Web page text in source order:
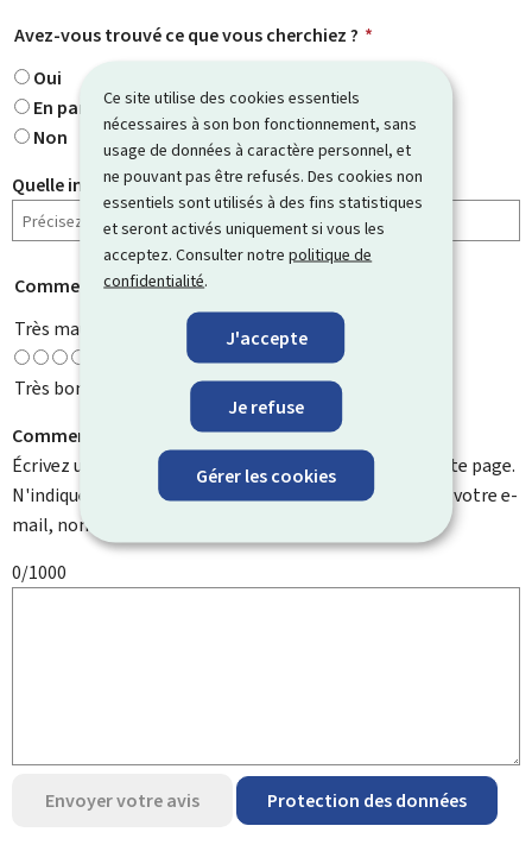
Ce site utilise des cookies essentiels
nécessaires à son bon fonctionnement, sans
usage de données à caractère personnel, et
ne pouvant pas être refusés. Des cookies non
essentiels sont utilisés à des fins statistiques
et seront activés uniquement si vous les
acceptez. Consulter notrepolitique de
confidentialité.
J'accepte
Je refuse
Gérer les cookies
Avez-vous trouvé ce que vous cherchiez ? *
Oui
En partie
Non
Quelle information cherchiez-vous ?
Comment évaluez-vous cette page ?
Très mauvaise
Très bonne
Comment pouvons-nous l'améliorer ?
Écrivez un commentaire et aidez-nous à améliorer cette page.
N'indiquez pas d'informations personnelles telles que votre e-
mail, nom, numéro de téléphone, etc.
0/1000
Envoyer votre avis Protection des données